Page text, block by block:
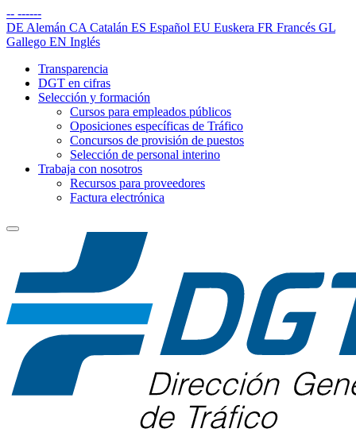
-- ------
DE Alemán CA Catalán ES Español EU Euskera FR Francés GL
Gallego EN Inglés
Transparencia
DGT en cifras
Selección y formación
Cursos para empleados públicos
Oposiciones específicas de Tráfico
Concursos de provisión de puestos
Selección de personal interino
Trabaja con nosotros
Recursos para proveedores
Factura electrónica